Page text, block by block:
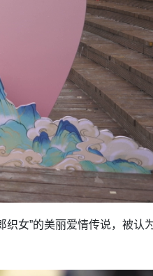
女”的美丽爱情传说，被认